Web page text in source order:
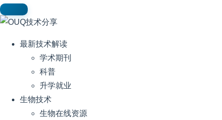
最新技术解读
学术期刊
科普
升学就业
生物技术
生物在线资源